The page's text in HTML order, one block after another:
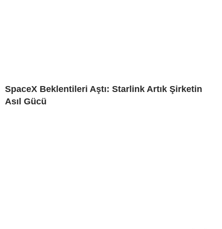
SpaceX Beklentileri Aştı: Starlink Artık Şirketin
Asıl Gücü